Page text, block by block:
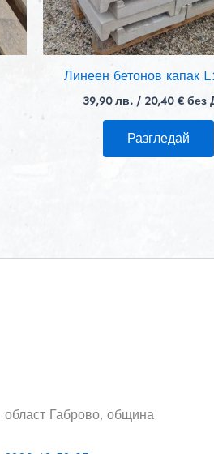
Линеен бетонов капак
39,90лв. / 20,40 € без
Разгледай
Габрово, община